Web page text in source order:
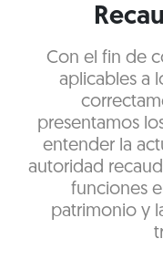
Con el fin de
aplicables a
presentamos
entender la
autoridad
funciones
patrimonio y